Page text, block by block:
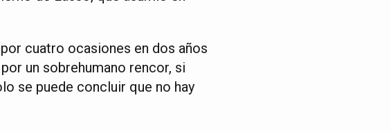
cuatro ocasiones en dos años
un sobrehumano rencor, si
se puede concluir que no hay